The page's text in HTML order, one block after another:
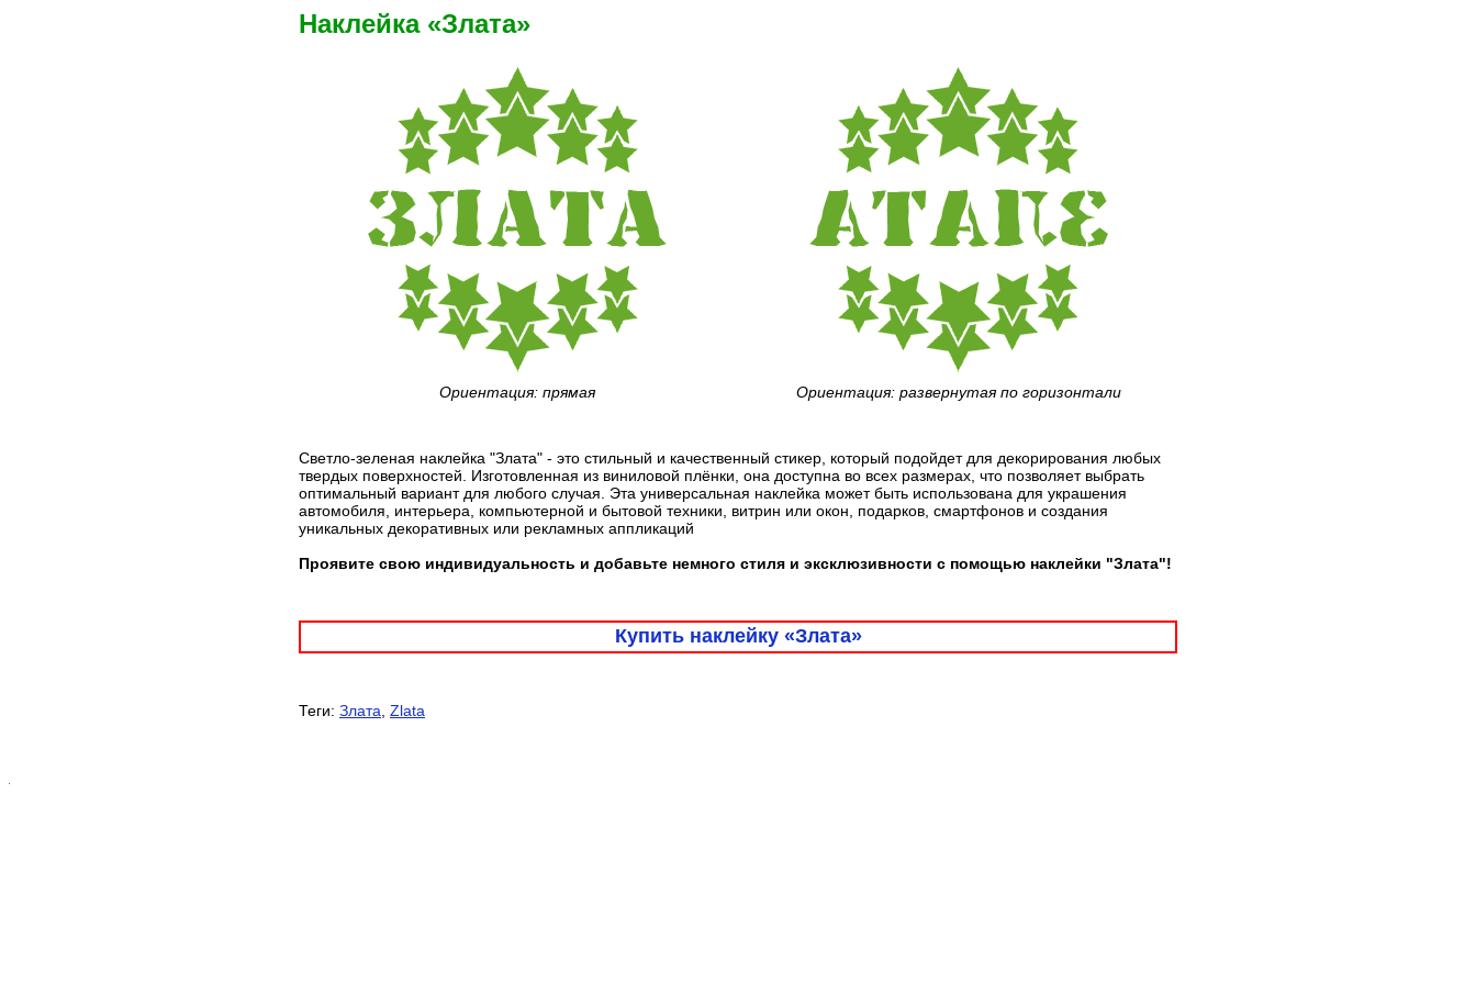
Наклейка «Злата»
Ориентация: прямая Ориентация: развернутая по горизонтали
Светло-зеленая наклейка "Злата" - это стильный и качественный стикер, который подойдет для декорирования любых
твердых поверхностей. Изготовленная из виниловой плёнки, она доступна во всех размерах, что позволяет выбрать
оптимальный вариант для любого случая. Эта универсальная наклейка может быть использована для украшения
автомобиля, интерьера, компьютерной и бытовой техники, витрин или окон, подарков, смартфонов и создания
уникальных декоративных или рекламных аппликаций
Проявите свою индивидуальность и добавьте немного стиля и эксклюзивности с помощью наклейки "Злата"!
Купить наклейку «Злата»
Теги: Злата, Zlata